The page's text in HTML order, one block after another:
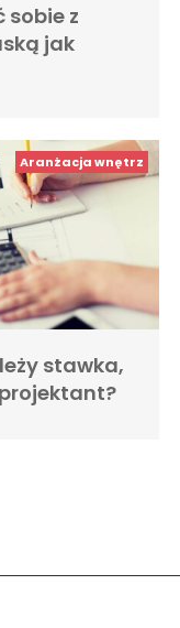
sobie z
jak
Aranżacja wnętrz
stawka,